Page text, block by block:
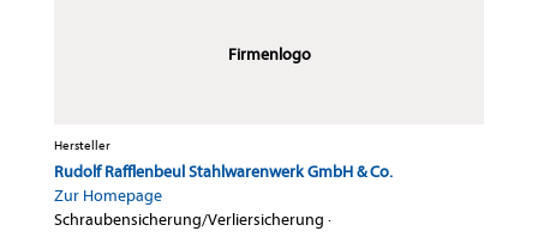
Firmenlogo
Hersteller
Rudolf Rafflenbeul Stahlwarenwerk GmbH & Co.
Zur Homepage
Schraubensicherung/Verliersicherung ·